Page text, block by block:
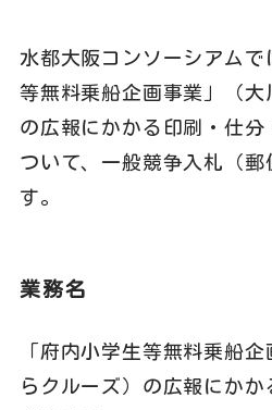
水都大阪コンソーシアムで
等無料乗船企画事業」（大
の広報にかかる印刷・仕分
ついて、一般競争入札（郵
す。
業務名
「府内小学生等無料乗船
らクルーズ）の広報にか